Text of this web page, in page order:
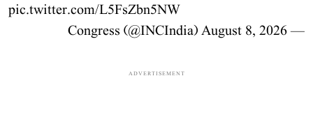
pic.twitter.com/L5FsZbn5NW
— Congress (@INCIndia)
August 8, 2026
ADVERTISEMENT